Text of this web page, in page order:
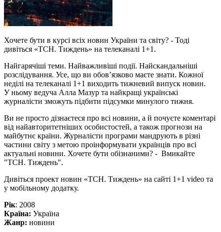
Хочете бути в курсі всіх новин України та світу? - Тоді
дивіться «ТСН. Тиждень» на телеканалі 1+1.
Найгарячіші теми. Найважливіші події. Найскандальніші
розслідування. Усе, що ви обов’язково маєте знати. Кожної
неділі на телеканалі 1+1 виходить тижневий випуск новин.
У ньому ведуча Алла Мазур та найкращі українські
журналісти зможуть підбити підсумки минулого тижня.
Ви не просто дізнаєтеся про всі новини, а й почуєте коментарі
від найавторитетніших особистостей, а також прогнози на
майбутнє країни. Журналісти програми мандрують в різні
частини світу з метою проінформувати українців про всі
актуальні новини. Хочете бути обізнаними? - Вмикайте
"ТСН. Тиждень".
Дивіться проект новин «ТСН. Тиждень» на сайті 1+1 video та
у мобільному додатку.
Рік: 2008
Країна: Україна
Жанр: новини